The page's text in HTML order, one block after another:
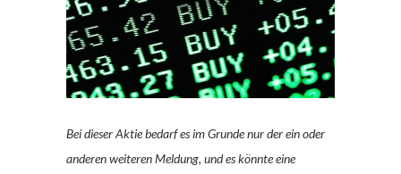
Bei dieser Aktie bedarf es im Grunde nur der ein oder
anderen weiteren Meldung, und es könnte eine